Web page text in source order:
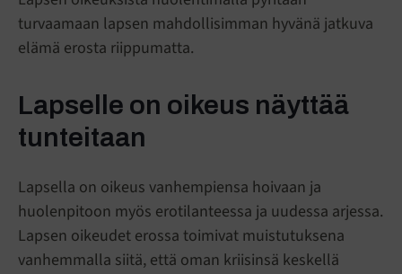
turvaamaan lapsen mahdollisimman hyvänä jatkuva
elämä erosta riippumatta.
Lapselle on oikeus näyttää
tunteitaan
Lapsella on oikeus vanhempiensa hoivaan ja
huolenpitoon myös erotilanteessa ja uudessa arjessa.
Lapsen oikeudet erossa toimivat muistutuksena
vanhemmalla siitä, että oman kriisinsä keskellä